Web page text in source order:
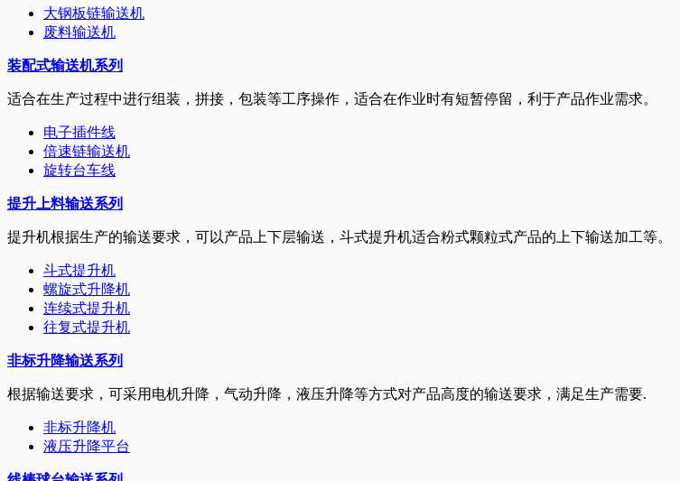
大钢板链输送机
废料输送机
装配式输送机系列
适合在生产过程中进行组装，拼接，包装等工序操作，适合在作业时有短暂停留，利于产品作业需求。
电子插件线
倍速链输送机
旋转台车线
提升上料输送系列
提升机根据生产的输送要求，可以产品上下层输送，斗式提升机适合粉式颗粒式产品的上下输送加工等。
斗式提升机
螺旋式升降机
连续式提升机
往复式提升机
非标升降输送系列
根据输送要求，可采用电机升降，气动升降，液压升降等方式对产品高度的输送要求，满足生产需要.
非标升降机
液压升降平台